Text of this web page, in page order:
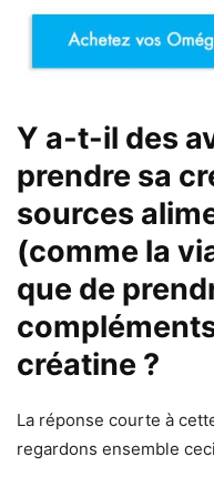
Y a-t-il des
prendre sa
sources
(comme la
que de
créatine ?
La réponse courte à
regardons ensemble